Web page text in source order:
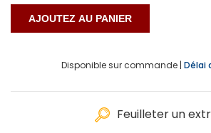
Disponible sur commande | Délai
Feuilleter un